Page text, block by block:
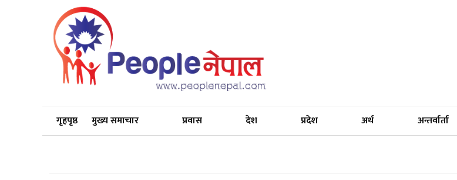
गृहपृष्ठ मुख्य समाचार प्रवास देश प्रदेश अर्थ अन्तर्वार्ता